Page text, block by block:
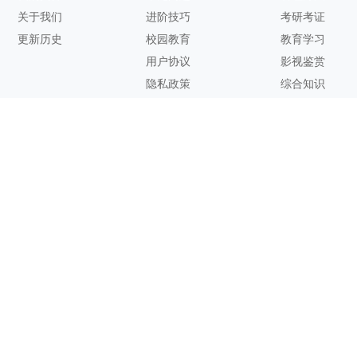
关于我们
更新历史
进阶技巧
校园教育
用户协议
隐私政策
考研考证
教育学习
影视鉴赏
综合知识